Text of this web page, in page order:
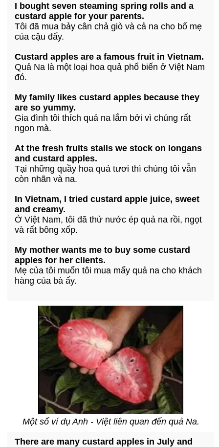
I bought seven steaming spring rolls and a
custard apple for your parents.
Tôi đã mua bảy cân chả giò và cả na cho bố mẹ
của cậu đấy.
Custard apples are a famous fruit in Vietnam.
Quả Na là một loại hoa quả phổ biến ở Việt Nam
đó.
My family likes custard apples because they
are so yummy.
Gia đình tôi thích quả na lắm bởi vì chúng rất
ngon mà.
At the fresh fruits stalls we stock on longans
and custard apples.
Tại những quầy hoa quả tươi thì chúng tôi vẫn
còn nhãn và na.
In Vietnam, I tried custard apple juice, sweet
and creamy.
Ở Việt Nam, tôi đã thử nước ép quả na rồi, ngọt
và rất bông xốp.
My mother wants me to buy some custard
apples for her clients.
Mẹ của tôi muốn tôi mua mấy quả na cho khách
hàng của bà ấy.
Một số ví dụ Anh - Việt liên quan đến quả Na.
There are many custard apples in July and